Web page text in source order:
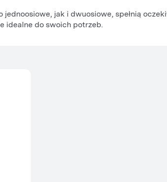
jak i dwuosiowe, spełnią
idealne do swoich potrzeb.